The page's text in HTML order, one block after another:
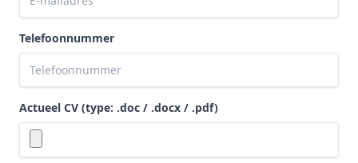
Telefoonnummer
Actueel CV (type: .doc / .docx / .pdf)